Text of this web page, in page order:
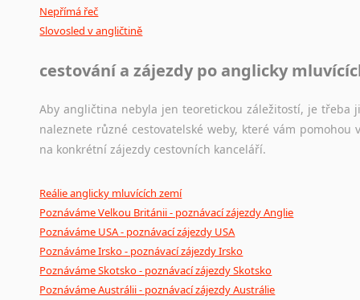
Nepřímá řeč
Slovosled v angličtině
cestování a zájezdy po anglicky
Aby angličtina nebyla jen teoretickou záležitostí, je
naleznete různé cestovatelské weby, které vám
na konkrétní zájezdy cestovních kanceláří.
Reálie anglicky mluvících zemí
Poznáváme Velkou Británii - poznávací zájezdy Anglie
Poznáváme USA - poznávací zájezdy USA
Poznáváme Irsko - poznávací zájezdy Irsko
Poznáváme Skotsko - poznávací zájezdy Skotsko
Poznáváme Austrálii - poznávací zájezdy Austrálie